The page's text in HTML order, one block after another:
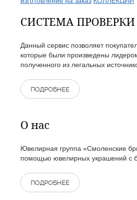
СИСТЕМА
Данный сервис позволяет
которые были произведены
полученного из легальных
ПОДРОБНЕЕ
О нас
Ювелирная группа «Смоленские
помощью ювелирных украшений с
ПОДРОБНЕЕ